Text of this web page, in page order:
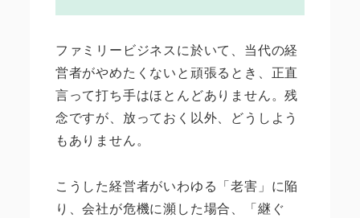
ファミリービジネスに於いて、当代の経
営者がやめたくないと頑張るとき、正直
言って打ち手はほとんどありません。残
念ですが、放っておく以外、どうしよう
もありません。
こうした経営者がいわゆる「老害」に陥
り、会社が危機に瀕した場合、「継ぐ